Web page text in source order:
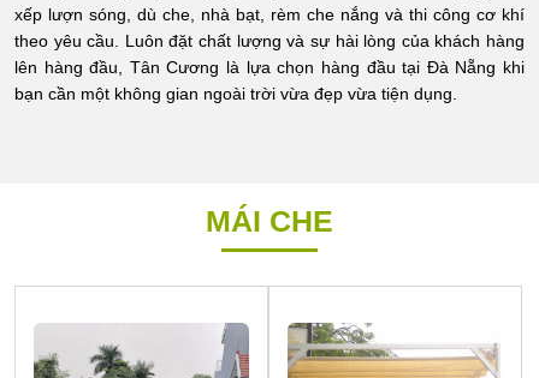
xếp lượn sóng, dù che, nhà bạt, rèm che nắng và thi công cơ khí
theo yêu cầu. Luôn đặt chất lượng và sự hài lòng của khách hàng
lên hàng đầu, Tân Cương là lựa chọn hàng đầu tại Đà Nẵng khi
bạn cần một không gian ngoài trời vừa đẹp vừa tiện dụng.
MÁI CHE